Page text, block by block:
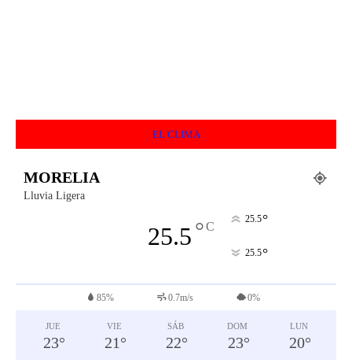
EL CLIMA
MORELIA
Lluvia Ligera
25.5°C
25.5°
25.5°
85% 0.7m/s 0%
JUE
23°
VIE
21 °
SÁB
22°
DOM
23°
LUN
20°